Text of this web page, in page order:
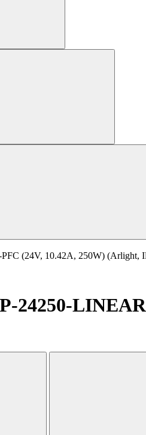
(24V, 10.42A, 250W) (Arlight,
24250-